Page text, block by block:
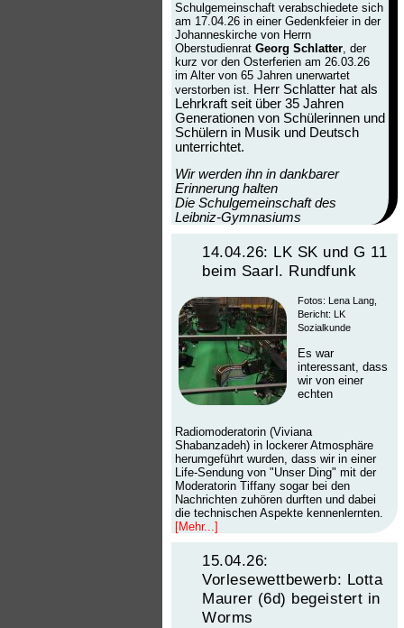
Schulgemeinschaft verabschiedete sich
am 17.04.26 in einer Gedenkfeier in der
Johanneskirche von Herrn
Oberstudienrat Georg Schlatter, der
kurz vor den Osterferien am 26.03.26
im Alter von 65 Jahren unerwartet
verstorben ist. Herr Schlatter hat als
Lehrkraft seit über 35 Jahren
Generationen von Schülerinnen und
Schülern in Musik und Deutsch
unterrichtet.
Wir werden ihn in dankbarer
Erinnerung halten
Die Schulgemeinschaft des
Leibniz-Gymnasiums
14.04.26: LK SK und G 11
beim Saarl. Rundfunk
Fotos: Lena Lang,
Bericht: LK
Sozialkunde
Es war
interessant, dass
wir von einer
echten
Radiomoderatorin (Viviana
Shabanzadeh) in lockerer Atmosphäre
herumgeführt wurden, dass wir in einer
Life-Sendung von "Unser Ding" mit der
Moderatorin Tiffany sogar bei den
Nachrichten zuhören durften und dabei
die technischen Aspekte kennenlernten.
[Mehr...]
15.04.26:
Vorlesewettbewerb: Lotta
Maurer (6d) begeistert in
Worms